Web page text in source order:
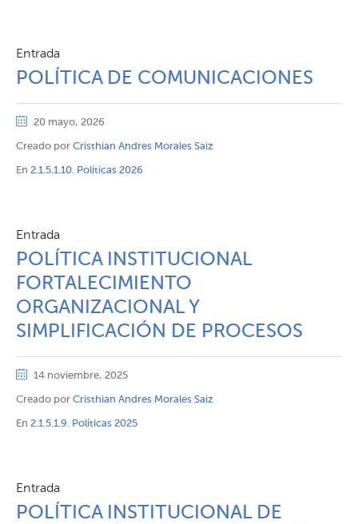
Entrada
POLÍTICA DE COMUNICACIONES
20 mayo, 2026
Creado por Cristhian Andres Morales Saiz
En 2.1.5.1.10. Políticas 2026
Entrada
POLÍTICA INSTITUCIONAL
FORTALECIMIENTO
ORGANIZACIONAL Y
SIMPLIFICACIÓN DE PROCESOS
14 noviembre, 2025
Creado por Cristhian Andres Morales Saiz
En 2.1.5.1.9. Políticas 2025
Entrada
POLÍTICA INSTITUCIONAL DE